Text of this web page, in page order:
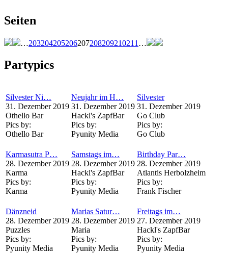
Seiten
…203204205206207208209210211 …
Partypics
Silvester Ni…
31. Dezember 2019
Othello Bar
Pics by:
Othello Bar
Neujahr im H…
31. Dezember 2019
Hackl's ZapfBar
Pics by:
Pyunity Media
Silvester
31. Dezember 2019
Go Club
Pics by:
Go Club
Karmasutra P…
28. Dezember 2019
Karma
Pics by:
Karma
Samstags im…
28. Dezember 2019
Hackl's ZapfBar
Pics by:
Pyunity Media
Birthday Par…
28. Dezember 2019
Atlantis Herbolzheim
Pics by:
Frank Fischer
Dänzneid
28. Dezember 2019
Puzzles
Pics by:
Pyunity Media
Marias Satur…
28. Dezember 2019
Maria
Pics by:
Pyunity Media
Freitags im…
27. Dezember 2019
Hackl's ZapfBar
Pics by:
Pyunity Media